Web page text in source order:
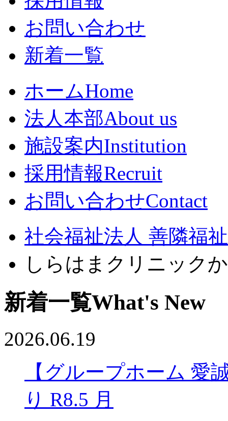
お問い合わせ
新着一覧
ホームHome
法人本部About us
施設案内Institution
採用情報Recruit
お問い合わせContact
社会福祉法人 善隣福
しらはまクリニック
新着一覧What's New
2026.06.19
【グループホーム 愛
り R8.5 月